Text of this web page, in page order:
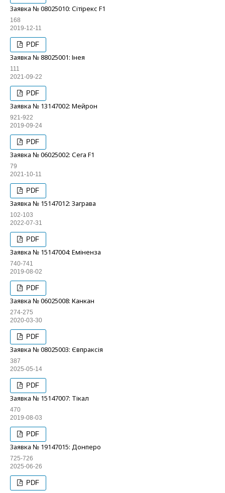
Заявка № 08025010: Сітірекс F1
168
2019-12-11
PDF
Заявка № 88025001: Інея
111
2021-09-22
PDF
Заявка № 13147002: Мейрон
921-922
2019-09-24
PDF
Заявка № 06025002: Сега F1
79
2021-10-11
PDF
Заявка № 15147012: Заграва
102-103
2022-07-31
PDF
Заявка № 15147004: Еміненза
740-741
2019-08-02
PDF
Заявка № 06025008: Канкан
274-275
2020-03-30
PDF
Заявка № 08025003: Євпраксія
387
2025-05-14
PDF
Заявка № 15147007: Тікал
470
2019-08-03
PDF
Заявка № 19147015: Донперо
725-726
2025-06-26
PDF